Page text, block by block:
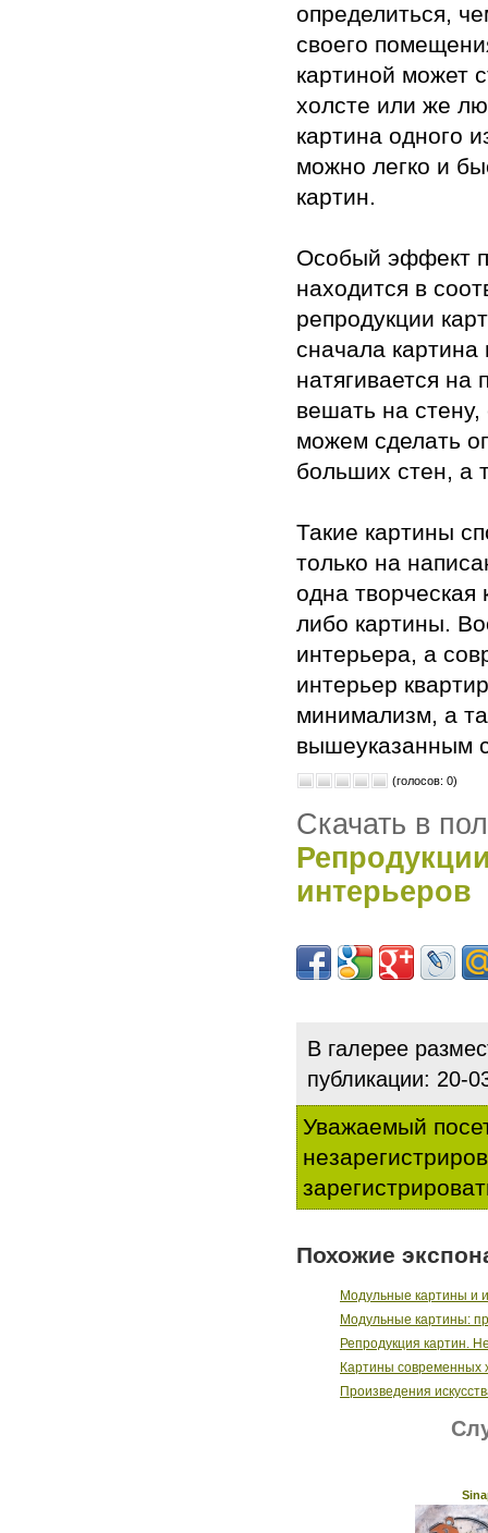
определиться,
своего
картиной может
холсте или же
картина одного
можно легко и
картин.
Особый эффект
находится в
репродукции
сначала картина
натягивается на
вешать на
можем сделать
больших стен, а
Такие картины
только на
одна творческая
либо картины.
интерьера, а
интерьер
минимализм, а
вышеуказанным
(голосов: 0)
Скачать в
интерьеров
В галерее
публикации:
Уважаемый
Похожие
Модульные картины и
Модульные картины:
Репродукция картин.
Картины современных
Произведения